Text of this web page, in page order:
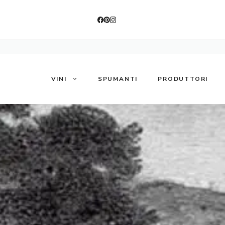
VINI SPUMANTI PRODUTTORI